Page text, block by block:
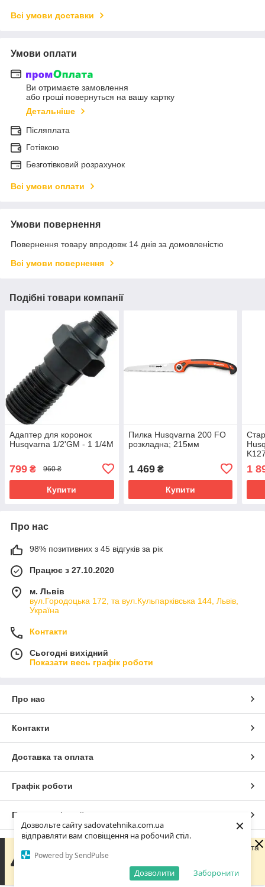
Дозвольте сайту sadovatehnika.com.ua
відправляти вам сповіщення на робочий стіл.
Powered by SendPulse
Заборонити
Дозволити
×
Всі умови доставки
Умови оплати
Ви отримаєте замовлення
або гроші повернуться на вашу картку
Детальніше
Післяплата
Готівкою
Безготівковий розрахунок
Всі умови оплати
Умови повернення
Повернення товару впродовж 14 днів за домовленістю
Всі умови повернення
Подібні товари компанії
Адаптер для коронок
Husqvarna 1/2'GM - 1 1/4M
799 ₴ 960 ₴
Купити
Пилка Husqvarna 200 FO
розкладна; 215мм
1 469₴
Купити
1
Про нас
98% позитивних з 45 відгуків за рік
Працює з 27.10.2020
м. Львів
вул.Городоцька 172, та вул.Кульпарківська 144, Львів,
Україна
Контакти
Сьогодні вихідний
Показати весь графік роботи
Про нас
Контакти
Доставка та оплата
Графік роботи
Повна версія сайту
Зараз компанія не може швидко обробляти замовлення та
повідомлення, оскільки за її графіком роботи сьогодні
вихідний. Ваша заявка буде оброблена в найближчий